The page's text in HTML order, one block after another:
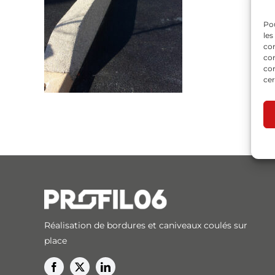
Réalisation de bordures et caniveaux coulés sur
place